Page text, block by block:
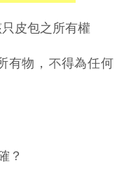
皮包之所有權
有物，不得為任何
？